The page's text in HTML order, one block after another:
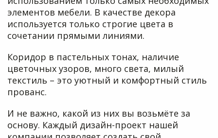
элементов мебели. В качестве декора
используется только строгие цвета в
сочетании прямыми линиями.
Коридор в пастельных тонах, наличие
цветочных узоров, много света, милый
текстиль – это уютный и комфортный стиль
прованс.
И не важно, какой из них вы возьмёте за
основу. Каждый дизайн-проект нашей